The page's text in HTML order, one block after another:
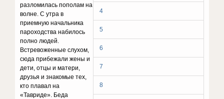
4
5
6
7
8
разломилась пополам на
волне. С утра в
приемную начальника
пароходства набилось
полно людей.
Встревоженные слухом,
сюда прибежали жены и
дети, отцы и матери,
друзья и знакомые тех,
кто плавал на
«Тавриде». Беда